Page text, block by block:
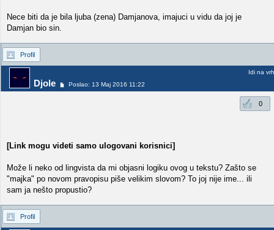
Nece biti da je bila ljuba (zena) Damjanova, imajuci u vidu da joj je
Damjan bio sin.
Profil
Djole Poslao: 13 Maj 2016 11:22
Idi na vrh
0
[Link mogu videti samo ulogovani korisnici]
Može li neko od lingvista da mi objasni logiku ovog u tekstu? Zašto se
"majka" po novom pravopisu piše velikim slovom? To joj nije ime... ili
sam ja nešto propustio?
Profil